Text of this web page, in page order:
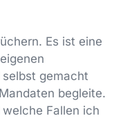
Es ist eine
gemacht
begleite.
Fallen ich